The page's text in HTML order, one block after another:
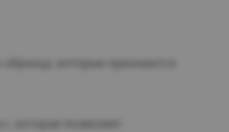
которые признаются